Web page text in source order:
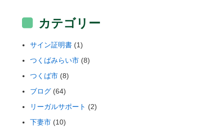
カテゴリー
サイン証明書 (1)
つくばみらい市 (8)
つくば市 (8)
ブログ (64)
リーガルサポート (2)
下妻市 (10)